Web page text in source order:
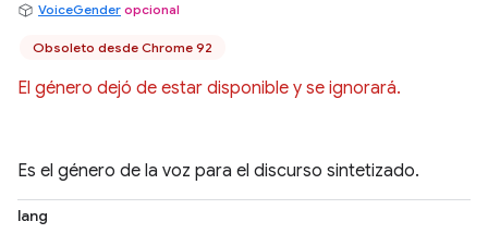
VoiceGender opcional
Obsoleto desde Chrome 92
El género dejó de estar disponible y se ignorará.
Es el género de la voz para el discurso sintetizado.
lang